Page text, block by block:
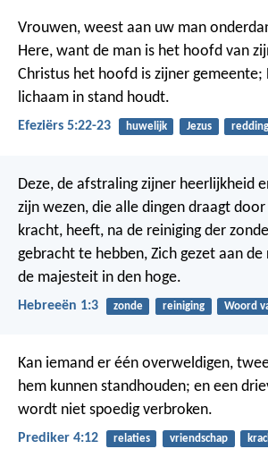
Vrouwen, weest aan uw man
Here, want de man is het hoofd van
Christus het hoofd is zijner gemeente;
lichaam in stand houdt.
Efeziërs 5:22-23 huwelijk Jezus redding
Deze, de afstraling zijner heerlijkheid
zijn wezen, die alle dingen draagt
kracht, heeft, na de reiniging der
gebracht te hebben, Zich gezet aan
de majesteit in den hoge.
Hebreeën 1:3 zonde reiniging Woord
Kan iemand er één overweldigen,
hem kunnen standhouden; en een
wordt niet spoedig verbroken.
Prediker 4:12 relaties vriendschap